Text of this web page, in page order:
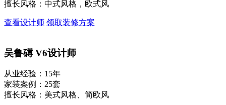
擅长风格：中式风格，欧式风
查看设计师 领取装修方案
吴鲁礡V6设计师
从业经验：15年
家装案例：25套
擅长风格：美式风格、简欧风